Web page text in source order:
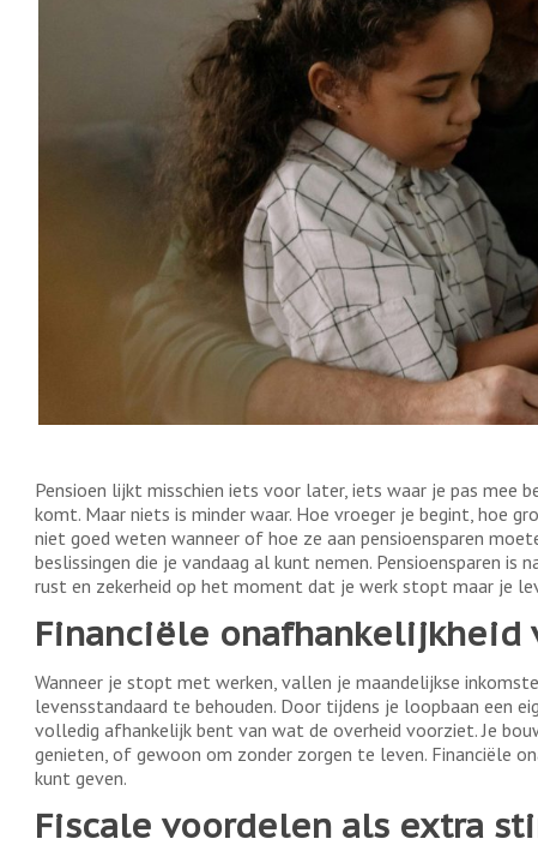
Pensioen lijkt misschien iets voor later, iets waar je pas mee
komt. Maar niets is minder waar. Hoe vroeger je begint, hoe
niet goed weten wanneer of hoe ze aan pensioensparen
beslissingen die je vandaag al kunt nemen. Pensioensparen
rust en zekerheid op het moment dat je werk stopt maar je
Financiële onafhankelijkheid
Wanneer je stopt met werken, vallen je maandelijkse
levensstandaard te behouden. Door tijdens je loopbaan een
volledig afhankelijk bent van wat de overheid voorziet. Je
genieten, of gewoon om zonder zorgen te leven. Financiële
kunt geven.
Fiscale voordelen als extra